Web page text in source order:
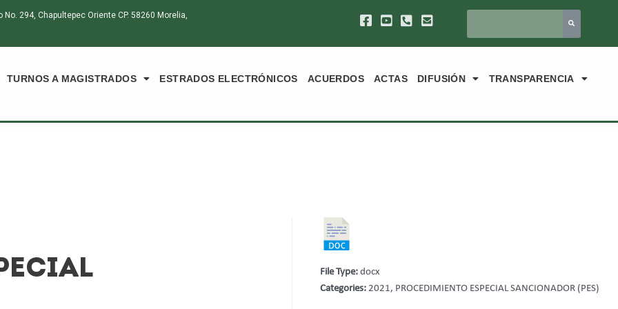
294, Chapultepec Oriente CP. 58260 Morelia,
TURNOS A MAGISTRADOS ESTRADOS ELECTRÓNICOS ACUERDOS ACTAS DIFUSIÓN TRANSPARENCIA
File Type:docx
Categories:2021, PROCEDIMIENTO ESPECIAL SANCIONADOR (PES)